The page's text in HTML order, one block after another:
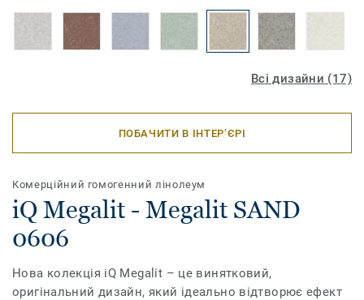
Всі дизайни (17)
ПОБАЧИТИ В ІНТЕР’ЄРІ
Комерційний гомогенний лінолеум
iQ Megalit - Megalit SAND
0606
Нова колекція іQ Megalit – це винятковий,
оригінальний дизайн, який ідеально відтворює ефект